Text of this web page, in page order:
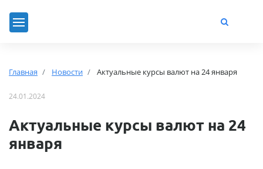
Главная Новости Актуальные курсы валют на 24 января
24.01.2024
Актуальные курсы валют на 24
января